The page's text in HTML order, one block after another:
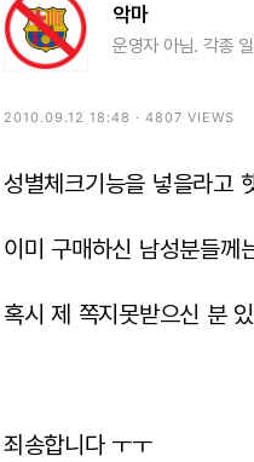
악마
운영자 아님. 각종
2010.09.12 18:48 · 4807 VIEWS
성별체크기능을 넣을라고
이미 구매하신 남성분들께
혹시 제 쪽지못받으신 분
죄송합니다 ㅜㅜ